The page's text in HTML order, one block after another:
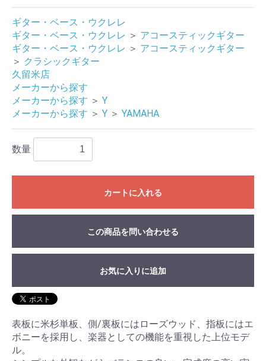
ギター・ベース・ウクレレ
ギター・ベース・ウクレレ ＞ アコースティックギター
ギター・ベース・ウクレレ ＞ アコースティックギター
＞ クラシックギター
久留米店
メーカーから探す
メーカーから探す ＞ Y
メーカーから探す ＞ Y ＞ YAMAHA
数量
カートに入れる
この商品を問い合わせる
お気に入りに追加
表板に米杉単板、側/裏板にはローズウッド、指板にはエ
ボニーを採用し、楽器としての機能を重視した上位モデ
ル。